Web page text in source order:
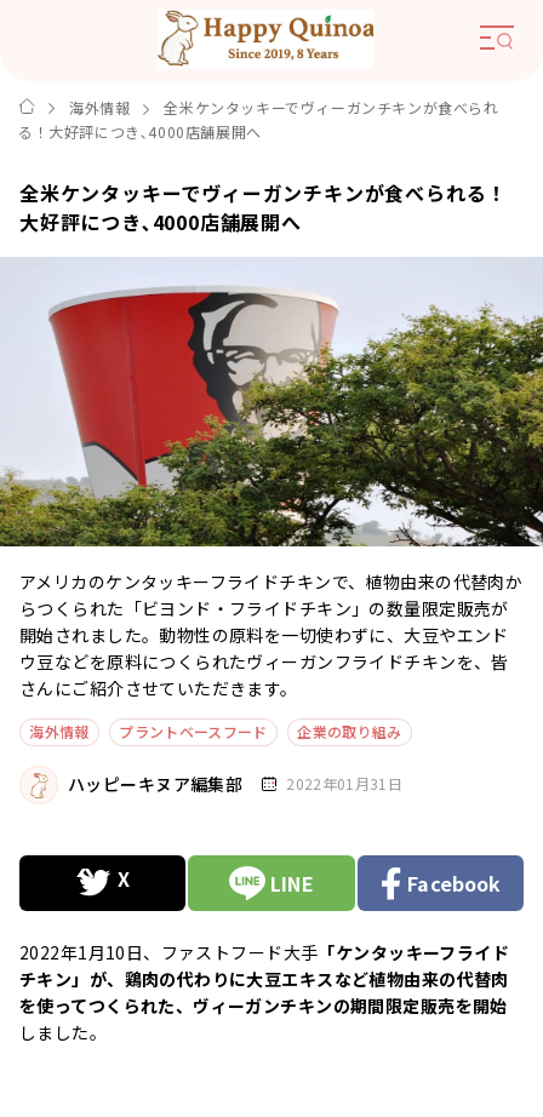
海外情報
全米ケンタッキーでヴィーガンチキンが食べられ
る！大好評につき､4000店舗展開へ
全米ケンタッキーでヴィーガンチキンが食べられる！
大好評につき､4000店舗展開へ
アメリカのケンタッキーフライドチキンで、植物由来の代替肉か
らつくられた「ビヨンド・フライドチキン」の数量限定販売が
開始されました。動物性の原料を一切使わずに、大豆やエンド
ウ豆などを原料につくられたヴィーガンフライドチキンを、皆
さんにご紹介させていただきます。
海外情報 プラントベースフード 企業の取り組み
ハッピーキヌア編集部 2022年01月31日
LINE Facebook
2022年1月10日、ファストフード大手 「ケンタッキーフライド
チキン」が、鶏肉の代わりに大豆エキスなど植物由来の代替肉
を使ってつくられた、ヴィーガンチキンの期間限定販売を開始
しました。